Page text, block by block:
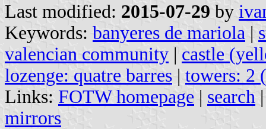
Last modified: 2015-07-29 by
Keywords: banyeres de mariola |
valencian community | castle
lozenge: quatre barres | towers: 2
Links: FOTW homepage | search
mirrors